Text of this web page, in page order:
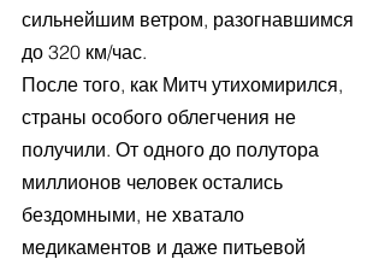
сильнейшим ветром, разогнавшимся
до 320 км/час.
После того, как Митч утихомирился,
страны особого облегчения не
получили. От одного до полутора
миллионов человек остались
бездомными, не хватало
медикаментов и даже питьевой